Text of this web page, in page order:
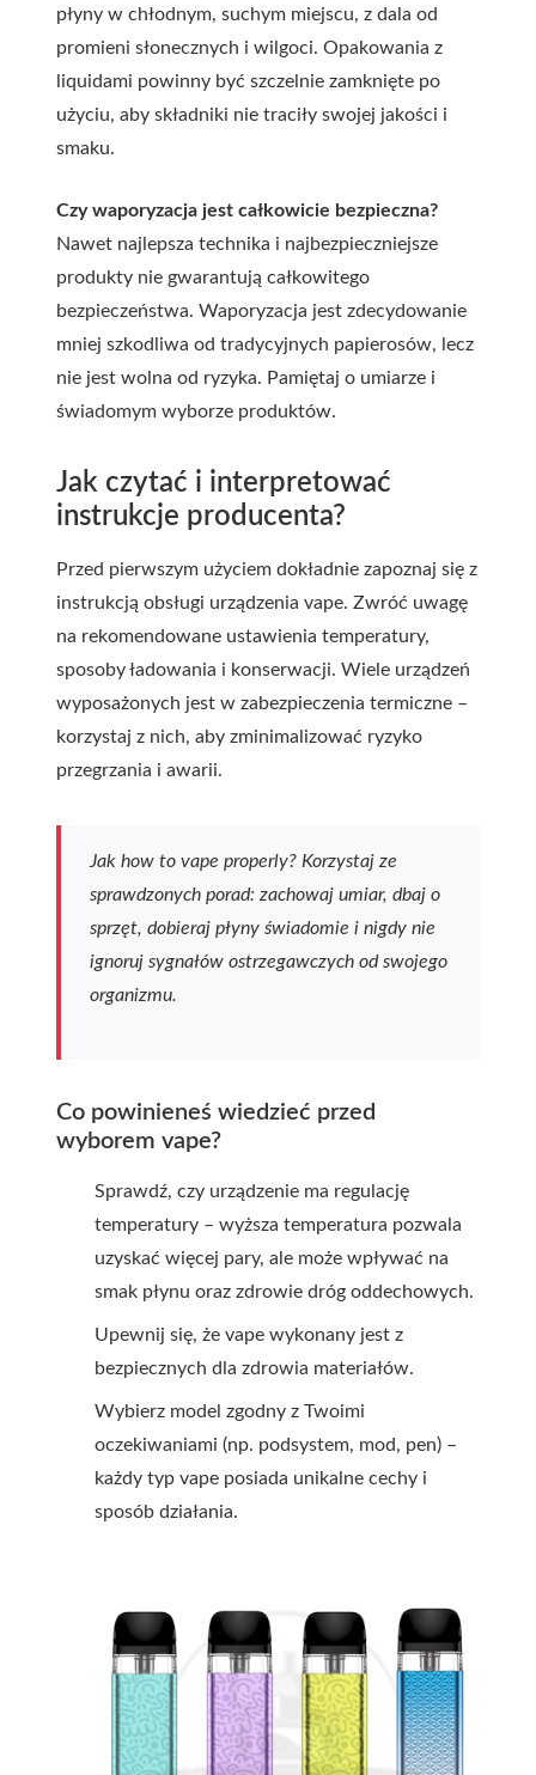
płyny w chłodnym, suchym miejscu, z dala od
promieni słonecznych i wilgoci. Opakowania z
liquidami powinny być szczelnie zamknięte po
użyciu, aby składniki nie traciły swojej jakości i
smaku.
Czy waporyzacja jest całkowicie bezpieczna?
Nawet najlepsza technika i najbezpieczniejsze
produkty nie gwarantują całkowitego
bezpieczeństwa. Waporyzacja jest zdecydowanie
mniej szkodliwa od tradycyjnych papierosów, lecz
nie jest wolna od ryzyka. Pamiętaj o umiarze i
świadomym wyborze produktów.
Jak czytać i interpretować
instrukcje producenta?
Przed pierwszym użyciem dokładnie zapoznaj się z
instrukcją obsługi urządzenia vape. Zwróć uwagę
na rekomendowane ustawienia temperatury,
sposoby ładowania i konserwacji. Wiele urządzeń
wyposażonych jest w zabezpieczenia termiczne –
korzystaj z nich, aby zminimalizować ryzyko
przegrzania i awarii.
Jak how to vape properly? Korzystaj ze
sprawdzonych porad: zachowaj umiar, dbaj o
sprzęt, dobieraj płyny świadomie i nigdy nie
ignoruj sygnałów ostrzegawczych od swojego
organizmu.
Co powinieneś wiedzieć przed
wyborem vape?
Sprawdź, czy urządzenie ma regulację
temperatury – wyższa temperatura pozwala
uzyskać więcej pary, ale może wpływać na
smak płynu oraz zdrowie dróg oddechowych.
Upewnij się, że vape wykonany jest z
bezpiecznych dla zdrowia materiałów.
Wybierz model zgodny z Twoimi
oczekiwaniami (np. podsystem, mod, pen) –
każdy typ vape posiada unikalne cechy i
sposób działania.